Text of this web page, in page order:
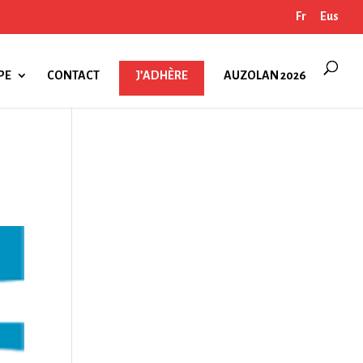
Fr Eus
CONTACT J’ADHÈRE AUZOLAN 2026